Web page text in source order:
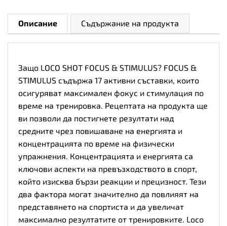
Описание Съдържание на продукта
Защо LOCO SHOT FOCUS & STIMULUS? FOCUS &
STIMULUS съдържа 17 активни съставки, които
осигуряват максимален фокус и стимулация по
време на тренировка. Рецептата на продукта ще
ви позволи да постигнете резултати над
средните чрез повишаване на енергията и
концентрацията по време на физически
упражнения. Концентрацията и енергията са
ключови аспекти на превъзходството в спорт,
който изисква бързи реакции и прецизност. Тези
два фактора могат значително да повлияят на
представянето на спортиста и да увеличат
максимално резултатите от тренировките. Loco